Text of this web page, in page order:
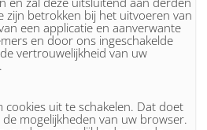
zijn betrokken bij het uitvoeren van
een applicatie en aanverwante
en door ons ingeschakelde
vertrouwelijkheid van uw
uit te schakelen. Dat doet
mogelijkheden van uw browser.